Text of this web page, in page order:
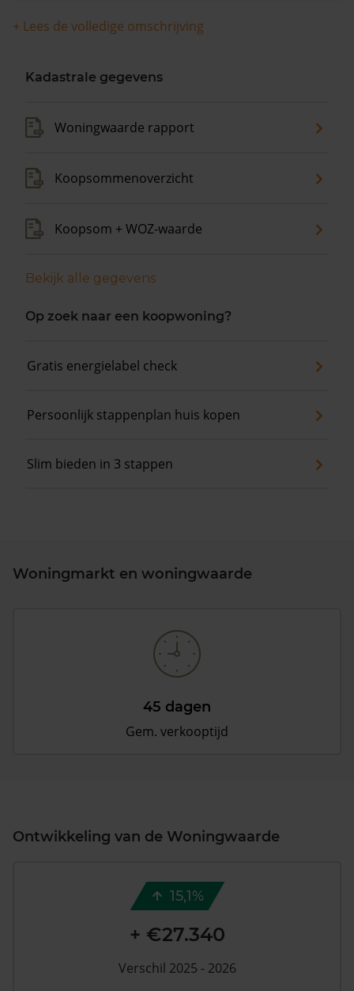
+ Lees de volledige omschrijving
Kadastrale gegevens
Woningwaarde rapport
Koopsommenoverzicht
Koopsom + WOZ-waarde
Bekijk alle gegevens
Op zoek naar een koopwoning?
Gratis energielabel check
Persoonlijk stappenplan huis kopen
Slim bieden in 3 stappen
Woningmarkt en woningwaarde
45 dagen
Gem. verkooptijd
Ontwikkeling van de Woningwaarde
15,1%
+ €27.340
Verschil 2025 - 2026